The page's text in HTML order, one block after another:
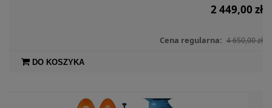
2 449,00 zł
Cena regularna: 4 650,00 zł
DO KOSZYKA